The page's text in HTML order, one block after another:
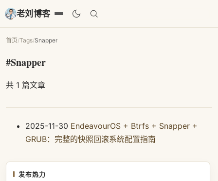
老刘博客
首页/Tags/Snapper
#Snapper
共 1 篇文章
2025-11-30 EndeavourOS + Btrfs + Snapper +
GRUB：完整的快照回滚系统配置指南
发布热力